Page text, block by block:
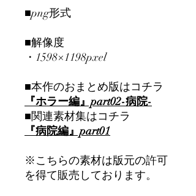
■png形式
■解像度
・1598×1198pxel
■本作のおまとめ版はコチラ
『ホラー編』part02-病院-
■関連素材集はコチラ
『病院編』part01
※こちらの素材は版元の許可
を得て販売しております。